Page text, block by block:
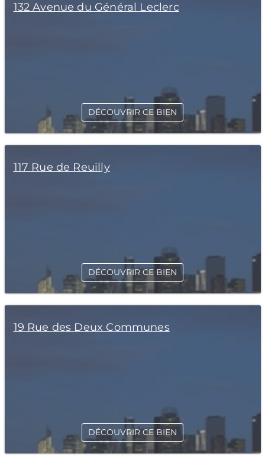
132 Avenue du Général Leclerc
DÉCOUVRIR CE BIEN
117 Rue de Reuilly
DÉCOUVRIR CE BIEN
19 Rue des Deux Communes
DÉCOUVRIR CE BIEN